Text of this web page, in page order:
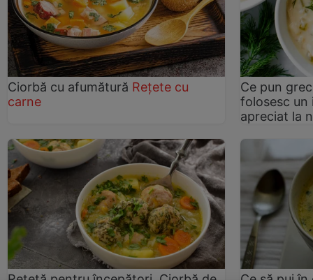
Ciorbă cu afumătură Rețete cu
carne
Ce pun
folosesc un
apreciat la